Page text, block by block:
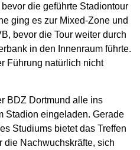
die geführte Stadiontour
ging es zur Mixed-Zone und
bevor die Tour weiter durch
in den Innenraum führte.
Führung natürlich nicht
BDZ Dortmund alle ins
Stadion eingeladen. Gerade
Studiums bietet das Treffen
die Nachwuchskräfte, sich